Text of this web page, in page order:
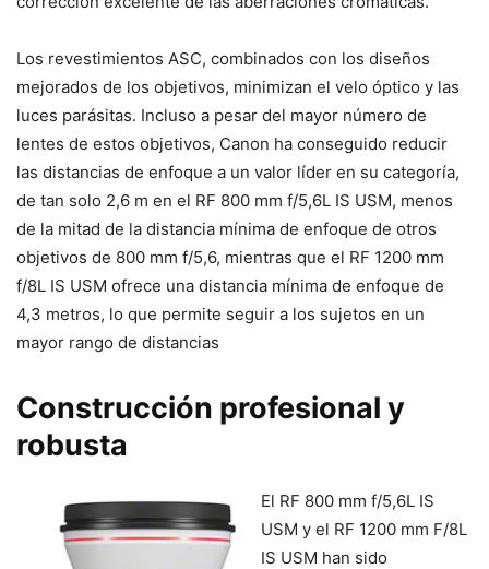
Los revestimientos ASC, combinados con los diseños
mejorados de los objetivos, minimizan el velo óptico y las
luces parásitas. Incluso a pesar del mayor número de
lentes de estos objetivos, Canon ha conseguido reducir
las distancias de enfoque a un valor líder en su categoría,
de tan solo 2,6 m en el RF 800 mm f/5,6L IS USM, menos
de la mitad de la distancia mínima de enfoque de otros
objetivos de 800 mm f/5,6, mientras que el RF 1200 mm
f/8L IS USM ofrece una distancia mínima de enfoque de
4,3 metros, lo que permite seguir a los sujetos en un
mayor rango de distancias
Construcción profesional y
robusta
El RF 800 mm f/5,6L IS
USM y el RF 1200 mm F/8L
IS USM han sido